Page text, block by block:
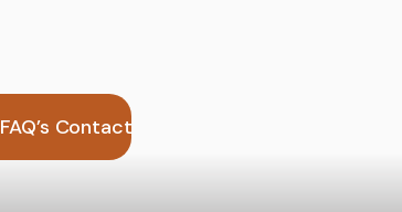
FAQ’s Contact